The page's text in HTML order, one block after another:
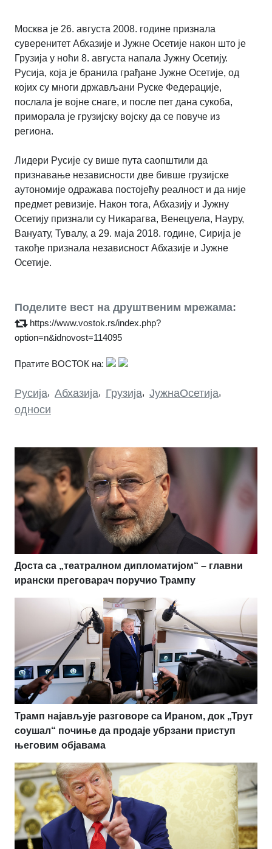
Москва је 26. августа 2008. године признала
суверенитет Абхазије и Јужне Осетије након што је
Грузија у ноћи 8. августа напала Јужну Осетију.
Русија, која је бранила грађане Јужне Осетије, од
којих су многи држављани Руске Федерације,
послала је војне снаге, и после пет дана сукоба,
приморала је грузијску војску да се повуче из
региона.
Лидери Русије су више пута саопштили да
признавање независности две бивше грузијске
аутономије одражава постојећу реалност и да није
предмет ревизије. Након тога, Абхазију и Јужну
Осетију признали су Никарагва, Венецуела, Науру,
Вануату, Тувалу, а 29. маја 2018. године, Сирија је
такође признала независност Абхазије и Јужне
Осетије.
Поделите вест на друштвеним мрежама:
https://www.vostok.rs/index.php?
option=n&idnovost=114095
Пратите ВОСТОК на:
Русија, Абхазија, Грузија, ЈужнаОсетија,
односи
Доста са „театралном дипломатијом“ – главни
ирански преговарач поручио Трампу
Трамп најављује разговоре са Ираном, док „Трут
соушал“ почиње да продаје убрзани приступ
његовим објавама